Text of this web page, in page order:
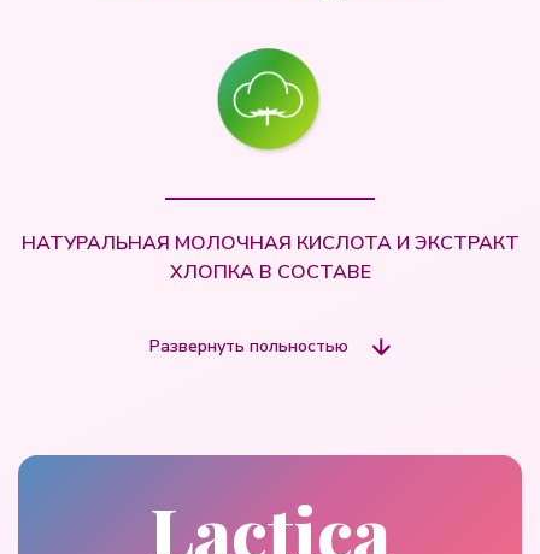
НАТУРАЛЬНАЯ МОЛОЧНАЯ КИСЛОТА И ЭКСТРАКТ
ХЛОПКА В СОСТАВЕ
Развернуть польностью
Lactica